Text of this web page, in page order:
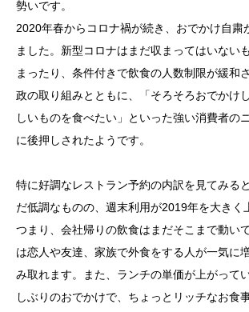
勢いです。
2020年春からコロナ禍が続き、おでかけ自粛
ました。新型コロナはまだ収まってはいない
まったり、条件付きで飲食の人数制限が緩和
政の取り組みとともに、「そろそろおでかけ
しいものを食べたい」といった強い消費者の
に後押しされたようです。
特に好調なレストラン予約の内訳を見てみる
だ低調なものの、週末利用が2019年を大きく
つまり、会社帰りの飲食はまだそこまで動い
は恋人や友達、家族で外食をする人が一気に
み取れます。また、ランチの単価が上がって
しぶりのおでかけで、ちょっとリッチなお食